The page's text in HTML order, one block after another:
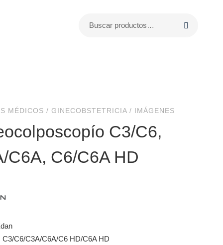
MÉDICOS / GINECOBSTETRICIA / IMÁGENES
C3/C6,
C6A, C6/C6A HD
C3/C6/C3A/C6A/C6 HD/C6A HD